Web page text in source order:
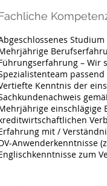
– Wir
Kenntnis der
einschlägige
mit /
Anwenderkenntnisse
zum